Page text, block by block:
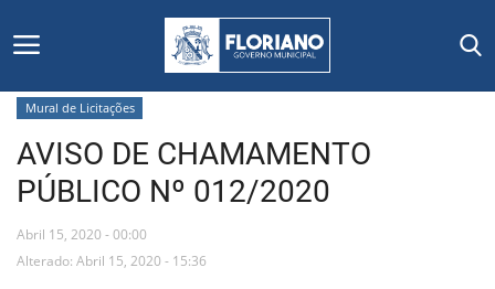
Início
Editais
Floriano
Mural de Licitações
AVISO DE CHAMAMENTO
PÚBLICO Nº 012/2020
Abril 15, 2020 - 00:00
Alterado: Abril 15, 2020 - 15:36